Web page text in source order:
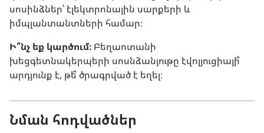
սոսինձներ՝ էլեկտրոնային սարքերի և
իմպլանտանտների համար։
Ի՞նչ եք կարծում։ Բեղաոտանի
խեցգետնակերպերի սոսնձանյութը էվոլյուցիայի՞
արդյունք է, թե՞ ծրագրված է եղել։
Նման հոդվածներ